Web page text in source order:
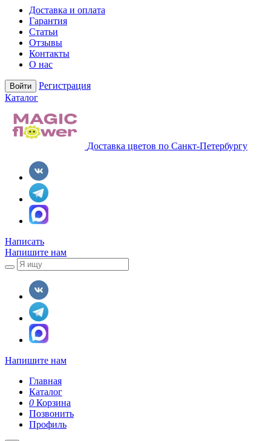
Доставка и оплата
Гарантия
Статьи
Отзывы
Контакты
О нас
Войти
Регистрация
Каталог
Доставка цветов по Санкт-Петербургу
Написать
Напишите нам
Напишите нам
Главная
Каталог
0 Корзина
Позвонить
Профиль